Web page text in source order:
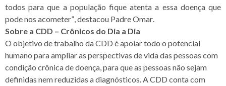
todos para que a população fique atenta a essa doença que
pode nos acometer”, destacou Padre Omar.
Sobre a CDD – Crônicos do Dia a Dia
O objetivo de trabalho da CDD é apoiar todo o potencial
humano para ampliar as perspectivas de vida das pessoas com
condição crônica de doença, para que as pessoas não sejam
definidas nem reduzidas a diagnósticos. A CDD conta com